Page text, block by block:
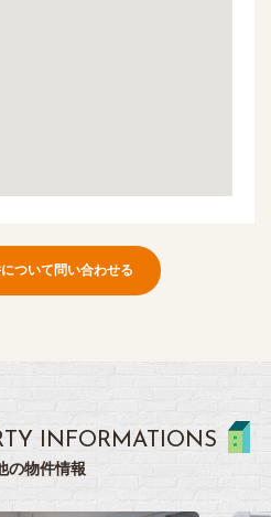
ついて問い合わせる
INFORMATIONS
の物件情報